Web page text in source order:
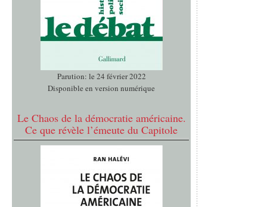
Parution: le 24 février 2022
Disponible en version numérique
Le Chaos de la démocratie américaine.
Ce que révèle l’émeute du Capitole